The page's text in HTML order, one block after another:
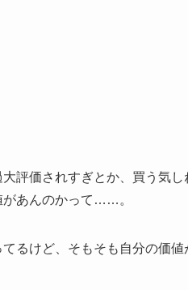
評価されすぎとか、買う気
があんのかって……。
るけど、そもそも自分の価値